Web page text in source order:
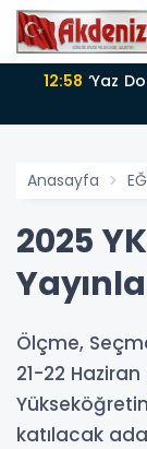
11:14 Özel
Anasayfa
2025
Ölçme,
21-22
katılacak